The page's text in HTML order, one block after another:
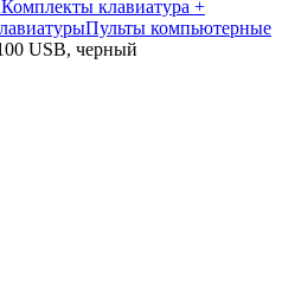
Комплекты клавиатура +
Пульты компьютерные
USB, черный